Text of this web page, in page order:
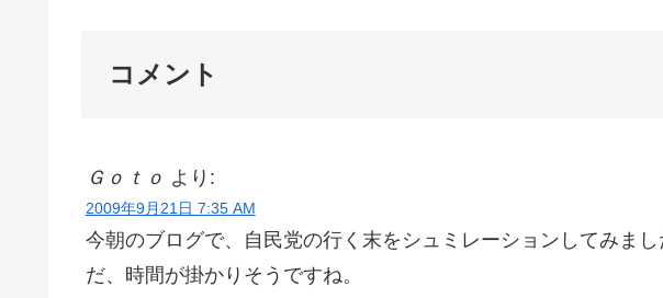
コメント
Ｇｏｔｏ より:
2009年9月21日 7:35 AM
今朝のブログで、自民党の行く末をシュミレーションしてみま
だ、時間が掛かりそうですね。